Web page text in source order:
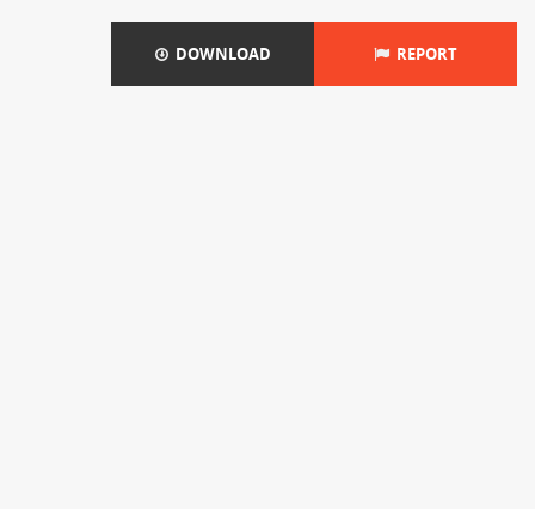
DOWNLOAD REPORT